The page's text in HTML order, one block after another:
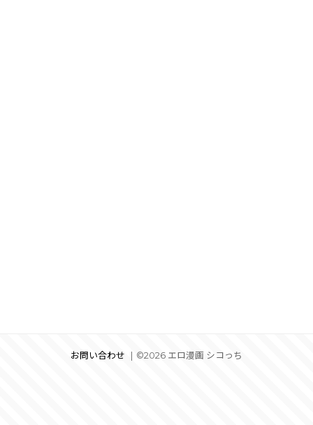
お問い合わせ ©2026 エロ漫画 シコっち